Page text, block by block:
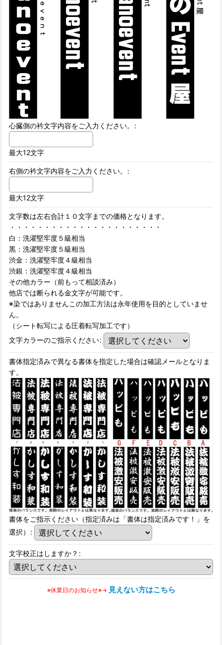
心臓側の衿文字内容をご入力ください。 :
最大12文字
右側の衿文字内容をご入力ください。 :
最大12文字
文字数は左右合計１０文字までの価格となります。
・・・・・・・・・・・・・・・・・・・・・・
白：洗濯堅牢度５級相当
黒：洗濯堅牢度５級相当
渋金：洗濯堅牢度４級相当
渋銀：洗濯堅牢度４級相当
その他カラー（前もって相談済み）
他店では断られる金文字が可能です。
※染ではありませんこの加工方法は永年使用を目的としていませ
ん。
（シート転写による圧着転写加工です）
文字カラーのご指示ください:
書体指定済みで異なる書体を指定した場合は確認メールとなりま
す。
書体をご指示ください（指定済みは「書体は指定済みです！」を
選択）
:
文字校正はしますか？ :
※休業日のお知らせ※→ 見えない方はこちら